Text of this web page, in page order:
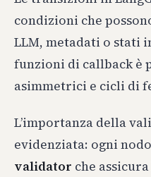
condizioni che
LLM, metadati o stati
funzioni di callback è
asimmetrici e cicli di
L’importanza della
evidenziata: ogni
validator che